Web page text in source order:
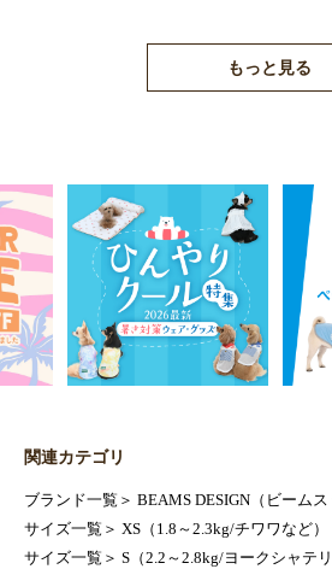
もっと見る
関連カテゴリ
ブランド一覧 ＞ BEAMS DESIGN（ビームス
サイズ一覧 ＞ XS（1.8～2.3kg/チワワなど）
サイズ一覧 ＞ S（2.2～2.8kg/ヨークシャテリ